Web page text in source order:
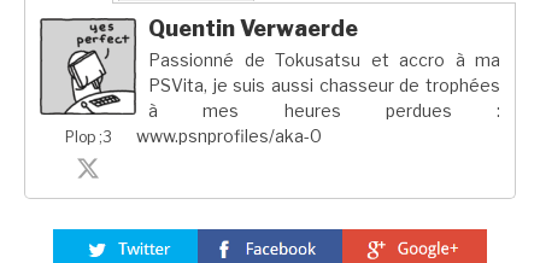
Plop ;3
Quentin Verwaerde
Passionné de Tokusatsu et accro à ma
PSVita, je suis aussi chasseur de trophées
à mes heures perdues :
www.psnprofiles/aka-0